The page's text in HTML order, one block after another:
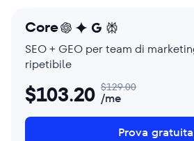
Core
SEO + GEO per team di
ripetibile
$103.20 $129.00
/me
Prova gratuita